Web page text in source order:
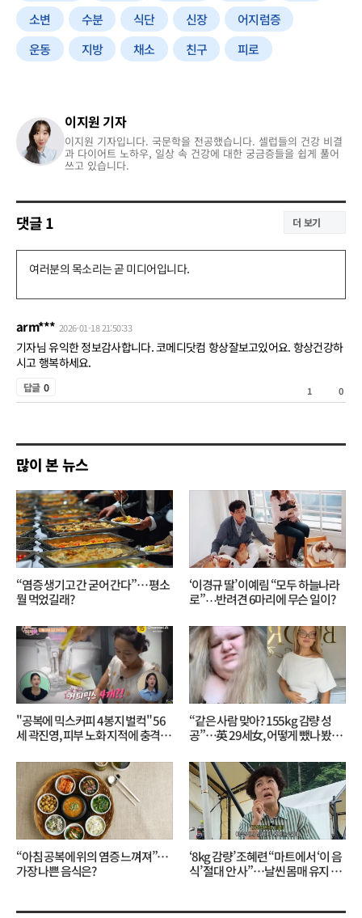
소변
수분 식단 신장
어지럼증
운동
지방 채소 친구 피로
이지원 기자
이지원 기자입니다. 국문학을 전공했습니다. 셀럽들의 건강 비결
과 다이어트 노하우, 일상 속 건강에 대한 궁금증들을 쉽게 풀어
쓰고 있습니다.
댓글1 더 보기
댓
기
arm*** 2026-01-18 21:50:33
기자님 유익한 정보감사합니다. 코메디닷컴 항상잘보고있어요. 항상건강하
시고 행복하세요.
답글 0
공
1 0
많이 본 뉴스
“염증 생기고 간 굳어 간다”… 평소
뭘 먹었길래?
‘이경규 딸’ 이예림 “모두 하늘나라
로”⋯반려견 6마리에 무슨 일이?
"공복에 믹스커피 4봉지 벌컥" 56
세 곽진영, 피부 노화 지적에 충격…
“같은 사람 맞아? 155kg 감량 성
공”…英 29세女, 어떻게 뺐나 봤더
“아침 공복에 위의 염증 느껴져”…
가장 나쁜 음식은?
‘8kg 감량’ 조혜련 “마트에서 ‘이 음
식’ 절대 안 사”…날씬 몸매 유지 비